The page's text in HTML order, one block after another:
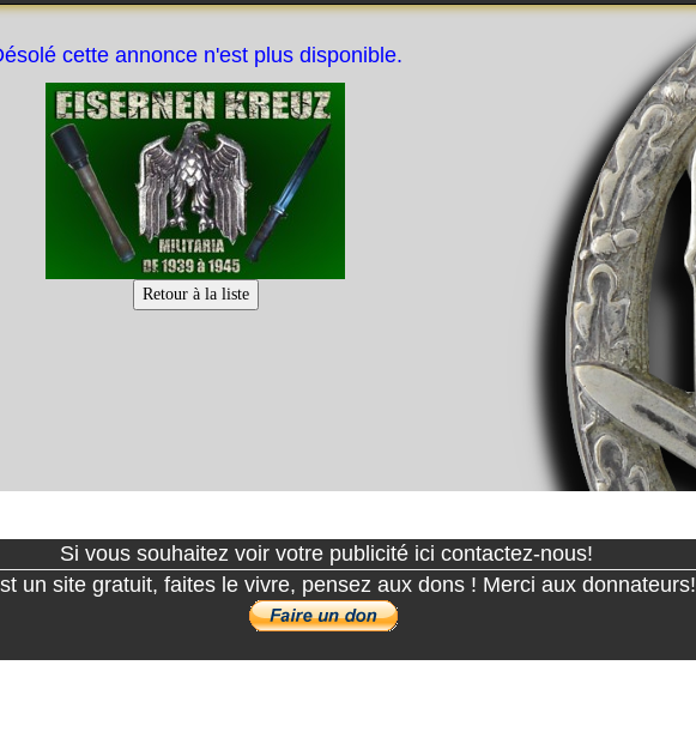
cette annonce n'est plus disponible.
Si vous souhaitez voir votre publicité ici contactez-nous!
un site gratuit, faites le vivre, pensez aux dons ! Merci aux donnateurs!